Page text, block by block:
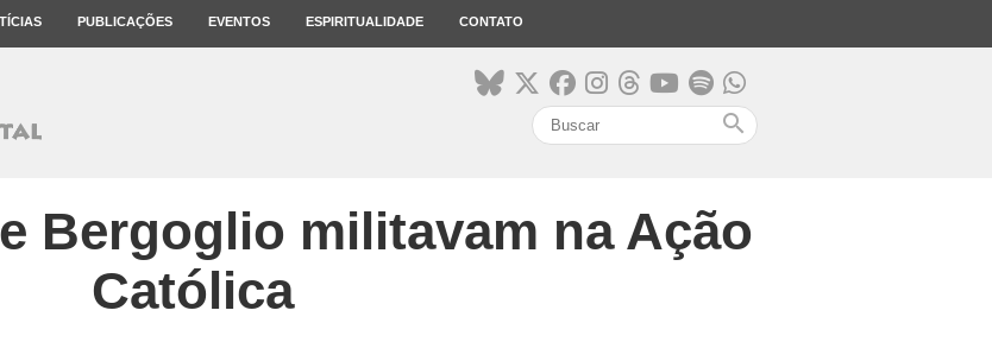
PUBLICAÇÕES EVENTOS ESPIRITUALIDADE CONTATO
search
Bergoglio militavam na Ação
Católica